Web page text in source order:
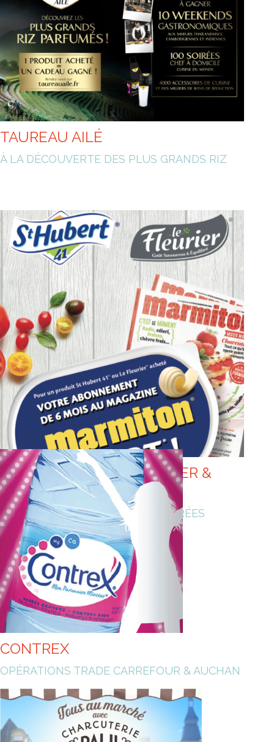
PAUL PREDAULT
LES VILLAGES PREFERES DES FRANCAIS
TAUREAU AILÉ
À LA DÉCOUVERTE DES PLUS GRANDS RIZ
ST HUBERT 41, LE FLEURIER &
MARMITON
IDÉES GOURMANDES ET ÉQUILIBRÉES
CONTREX
OPÉRATIONS TRADE CARREFOUR & AUCHAN